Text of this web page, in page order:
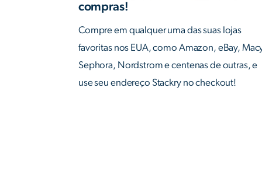
compras!
Compre em qualquer uma das suas lojas
favoritas nos EUA, como Amazon, eBay,
Sephora, Nordstrom e centenas de outras, e
use seu endereço Stackry no checkout!